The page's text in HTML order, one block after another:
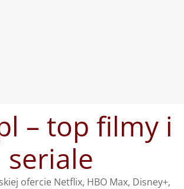
– top filmy i
seriale
ofercie Netflix, HBO Max, Disney+,